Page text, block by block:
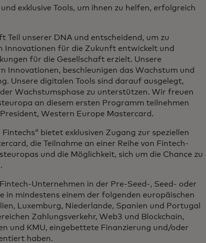
exklusive Tools, um ihnen zu helfen, erfolgreich
Teil unserer DNA und entscheidend, um zu
Innovationen für die Zukunft entwickelt und
für die Gesellschaft erzielt. Unsere
Innovationen, beschleunigen das Wachstum und
Unsere digitalen Tools sind darauf ausgelegt,
Wachstumsphase zu unterstützen. Wir freuen
an diesem ersten Programm teilnehmen
Western Europe Mastercard.
bietet exklusiven Zugang zur speziellen
die Teilnahme an einer Reihe von Fintech-
und die Möglichkeit, sich um die Chance zu
Unternehmen in der Pre-Seed-, Seed- oder
in mindestens einem der folgenden europäischen
Luxemburg, Niederlande, Spanien und Portugal
Zahlungsverkehr, Web3 und Blockchain,
und KMU, eingebettete Finanzierung und/oder
haben.